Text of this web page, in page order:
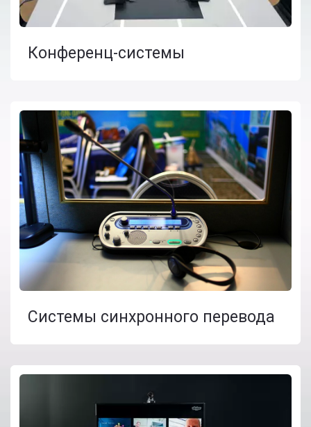
Конференц-системы
Системы синхронного перевода